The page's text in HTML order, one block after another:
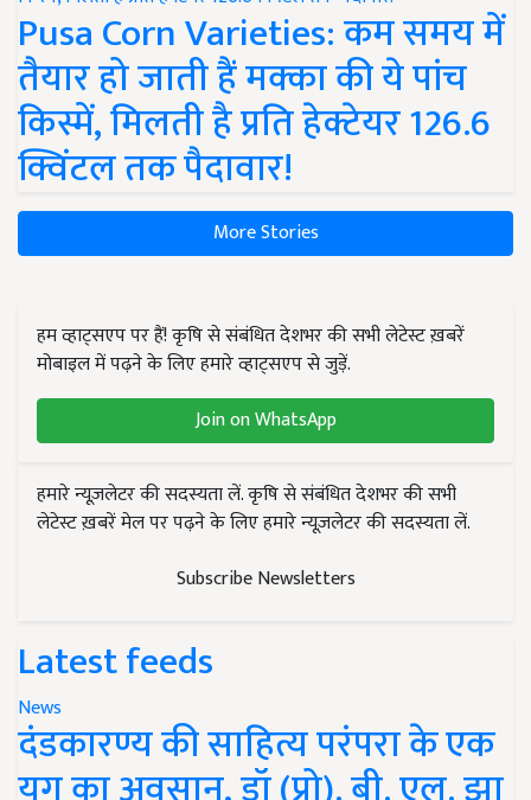
Pusa Corn Varieties: कम समय में
तैयार हो जाती हैं मक्का की ये पांच
किस्में, मिलती है प्रति हेक्टेयर 126.6
क्विंटल तक पैदावार!
More Stories
हम व्हाट्सएप पर हैं! कृषि से संबंधित देशभर की सभी लेटेस्ट ख़बरें
मोबाइल में पढ़ने के लिए हमारे व्हाट्सएप से जुड़ें.
Join on WhatsApp
हमारे न्यूज़लेटर की सदस्यता लें. कृषि से संबंधित देशभर की सभी
लेटेस्ट ख़बरें मेल पर पढ़ने के लिए हमारे न्यूज़लेटर की सदस्यता लें.
Subscribe Newsletters
Latest feeds
News
दंडकारण्य की साहित्य परंपरा के एक